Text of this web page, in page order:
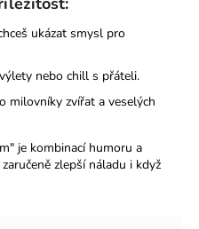
ukázat smysl pro
nebo chill s přáteli.
milovníky zvířat a veselých
je kombinací humoru a
zlepší náladu i když